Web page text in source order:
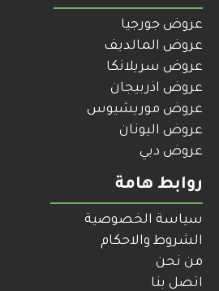
عروض جورجيا
عروض المالديف
عروض سريلانكا
عروض اذربيجان
عروض موريشيوس
عروض اليونان
عروض دبي
روابط هامة
سياسة الخصوصية
الشروط والاحكام
من نحن
اتصل بنا